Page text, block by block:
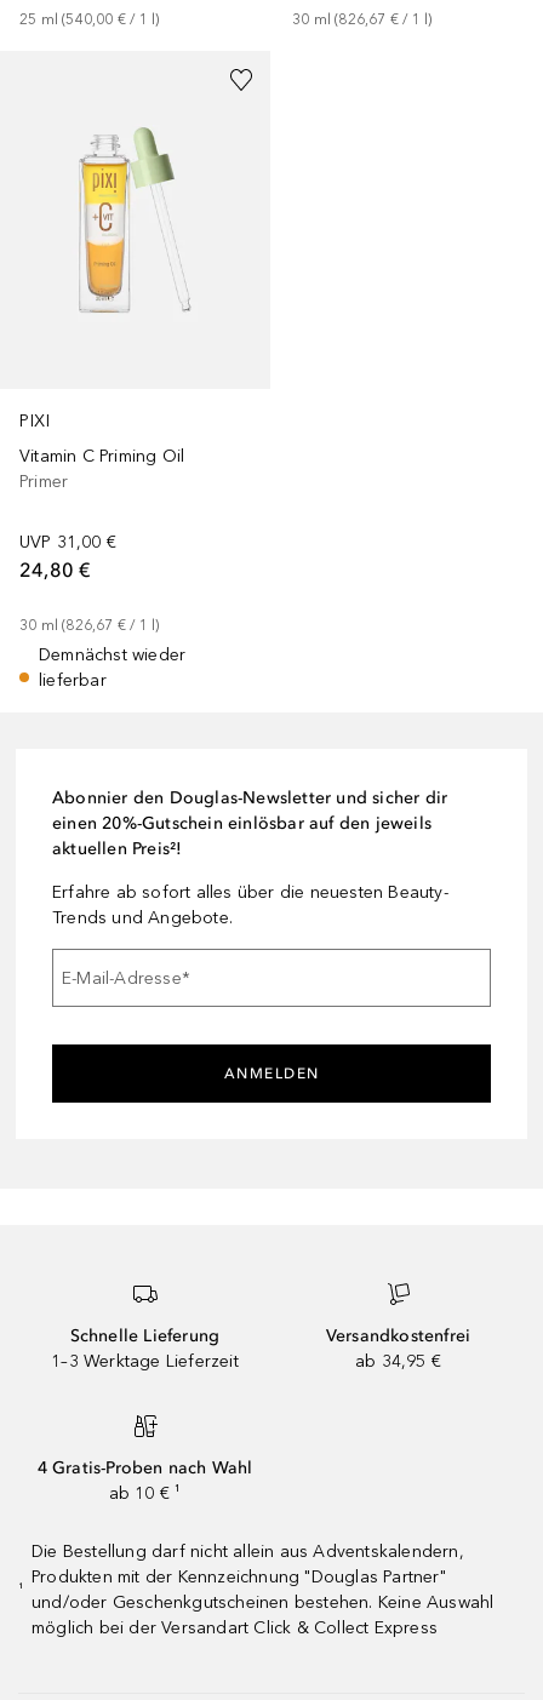
25 ml (540,00 € / 1 l) 30 ml (826,67 € / 1 l)
PIXI
Vitamin C Priming Oil
Primer
UVP 31,00 €
24,80 €
30 ml (826,67 € / 1 l)
Demnächst wieder
lieferbar
Abonnier den Douglas-Newsletter und sicher dir
einen 20%-Gutschein einlösbar auf den jeweils
aktuellen Preis²!
Erfahre ab sofort alles über die neuesten Beauty-
Trends und Angebote.
E-Mail-Adresse*
ANMELDEN
Schnelle Lieferung
1–3 Werktage Lieferzeit
Versandkostenfrei
ab 34,95 €
4 Gratis-Proben nach Wahl
ab 10 € ¹
¹
Die Bestellung darf nicht allein aus Adventskalendern,
Produkten mit der Kennzeichnung "Douglas Partner"
und/oder Geschenkgutscheinen bestehen. Keine Auswahl
möglich bei der Versandart Click & Collect Express